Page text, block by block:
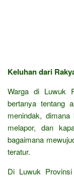
Keluhan dari
Warga di Luwuk
bertanya tentang
menindak,
melapor, dan
bagaimana
teratur.
Di Luwuk